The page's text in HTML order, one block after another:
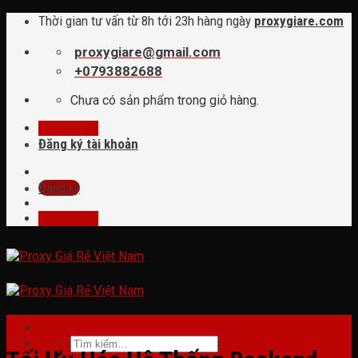
Skip
content
Thời gian tư vấn từ 8h tới 23h hàng ngày proxygiare.com
proxygiare@gmail.com
+0793882688
Chưa có sản phẩm trong giỏ hàng.
Đăng ký tài khoản
Đăng ký
Tìm